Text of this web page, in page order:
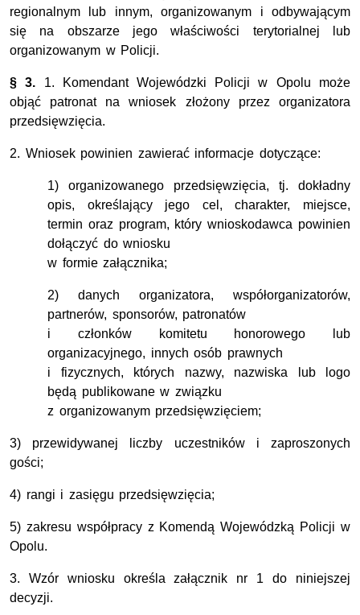
regionalnym lub innym, organizowanym i odbywającym
się na obszarze jego właściwości terytorialnej lub
organizowanym w Policji.
§ 3. 1. Komendant Wojewódzki Policji w Opolu może
objąć patronat na wniosek złożony przez organizatora
przedsięwzięcia.
2. Wniosek powinien zawierać informacje dotyczące:
1) organizowanego przedsięwzięcia, tj. dokładny
opis, określający jego cel, charakter, miejsce,
termin oraz program, który wnioskodawca powinien
dołączyć do wniosku
w formie załącznika;
2) danych organizatora, współorganizatorów,
partnerów, sponsorów, patronatów
i członków komitetu honorowego lub
organizacyjnego, innych osób prawnych
i fizycznych, których nazwy, nazwiska lub logo
będą publikowane w związku
z organizowanym przedsięwzięciem;
3) przewidywanej liczby uczestników i zaproszonych
gości;
4) rangi i zasięgu przedsięwzięcia;
5) zakresu współpracy z Komendą Wojewódzką Policji w
Opolu.
3. Wzór wniosku określa załącznik nr 1 do niniejszej
decyzji.